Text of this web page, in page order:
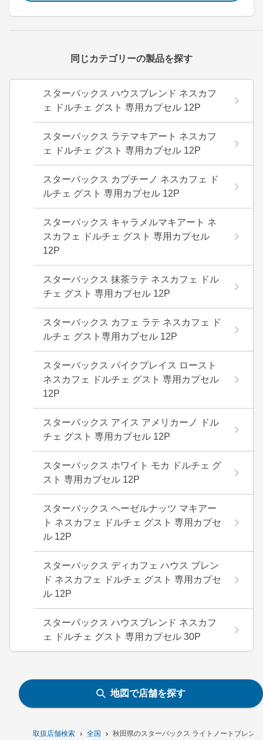
取扱店舗検索 全国 秋田県のスターバックス ライトノートブレン
同じカテゴリーの製品を探す
スターバックス ハウスブレンド ネスカフ
ェ ドルチェ グスト 専用カプセル 12P
スターバックス ラテマキアート ネスカフ
ェ ドルチェ グスト 専用カプセル 12P
スターバックス カプチーノ ネスカフェ ド
ルチェ グスト 専用カプセル 12P
スターバックス キャラメルマキアート ネ
スカフェ ドルチェ グスト 専用カプセル
12P
スターバックス 抹茶ラテ ネスカフェ ドル
チェ グスト 専用カプセル 12P
スターバックス カフェ ラテ ネスカフェ ド
ルチェ グスト専用カプセル 12P
スターバックス パイクプレイス ロースト
ネスカフェ ドルチェ グスト 専用カプセル
12P
スターバックス アイス アメリカーノ ドル
チェ グスト 専用カプセル 12P
スターバックス ホワイト モカ ドルチェ グ
スト 専用カプセル 12P
スターバックス ヘーゼルナッツ マキアー
ト ネスカフェ ドルチェ グスト 専用カプセ
ル 12P
スターバックス ディカフェ ハウス ブレン
ド ネスカフェ ドルチェ グスト 専用カプセ
ル 12P
スターバックス ハウスブレンド ネスカフ
ェ ドルチェ グスト 専用カプセル 30P
地図で店舗を探す